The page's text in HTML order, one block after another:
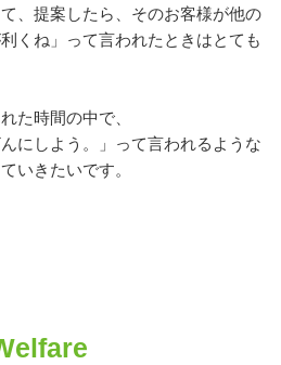
、提案したら、そのお客様が他の
くね」って言われたときはとても
た時間の中で、
にしよう。」って言われるような
いきたいです。